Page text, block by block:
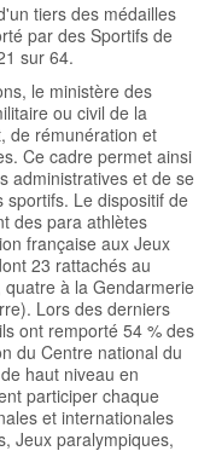
tiers des médailles
par des Sportifs de
sur 64.
le ministère des
ou civil de la
de rémunération et
Ce cadre permet ainsi
administratives et de se
Le dispositif de
des para athlètes
française aux Jeux
23 rattachés au
à la Gendarmerie
Lors des derniers
ont remporté 54 % des
du Centre national du
haut niveau en
participer chaque
et internationales
Jeux paralympiques,